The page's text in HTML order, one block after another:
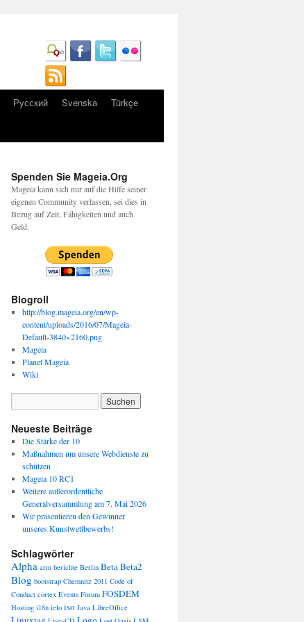
Русский Svenska
Türkçe
Spenden Sie Mageia.Org
Mageia kann sich nur auf die Hilfe seiner
eigenen Community verlassen, sei dies in
Bezug auf Zeit, Fähigkeiten und auch
Geld.
Blogroll
http://blog.mageia.org/en/wp-
content/uploads/2016/07/Mageia-
Default-3840×2160.png
Mageia
Planet Mageia
Wiki
Neueste Beiträge
Die Stärke der 10
Maßnahmen um unsere Webdienste zu
schützen
Mageia 10 RC1
Weitere außerordentliche
Generalversammlung am 7. Mai 2026
Wir präsentieren den Gewinner
unseres Kunstwettbewerbs!
Schlagwörter
Alpha arm berichte Berlin BetaBeta2
Blog bootstrap Chemnitz 2011 Code of
Conduct cortex Events Forum FOSDEM
Hosting i18n ielo iso Java LibreOffice